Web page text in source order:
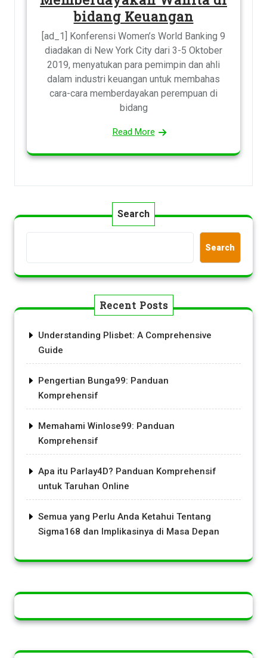
bidang Keuangan
[ad_1] Konferensi Women’s World Banking 9
diadakan di New York City dari 3-5 Oktober
2019, menyatukan para pemimpin dan ahli
dalam industri keuangan untuk membahas
cara-cara memberdayakan perempuan di
bidang
Read More
Search
Search
Recent Posts
Understanding Plisbet: A Comprehensive
Guide
Pengertian Bunga99: Panduan
Komprehensif
Memahami Winlose99: Panduan
Komprehensif
Apa itu Parlay4D? Panduan Komprehensif
untuk Taruhan Online
Semua yang Perlu Anda Ketahui Tentang
Sigma168 dan Implikasinya di Masa Depan